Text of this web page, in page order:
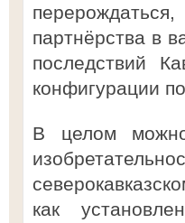
партнёрства в
последствий
конфигурации
В целом можно
как